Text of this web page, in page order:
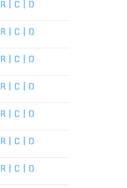
R C D
R C D
R C D
R C D
R C D
R C D
R C D